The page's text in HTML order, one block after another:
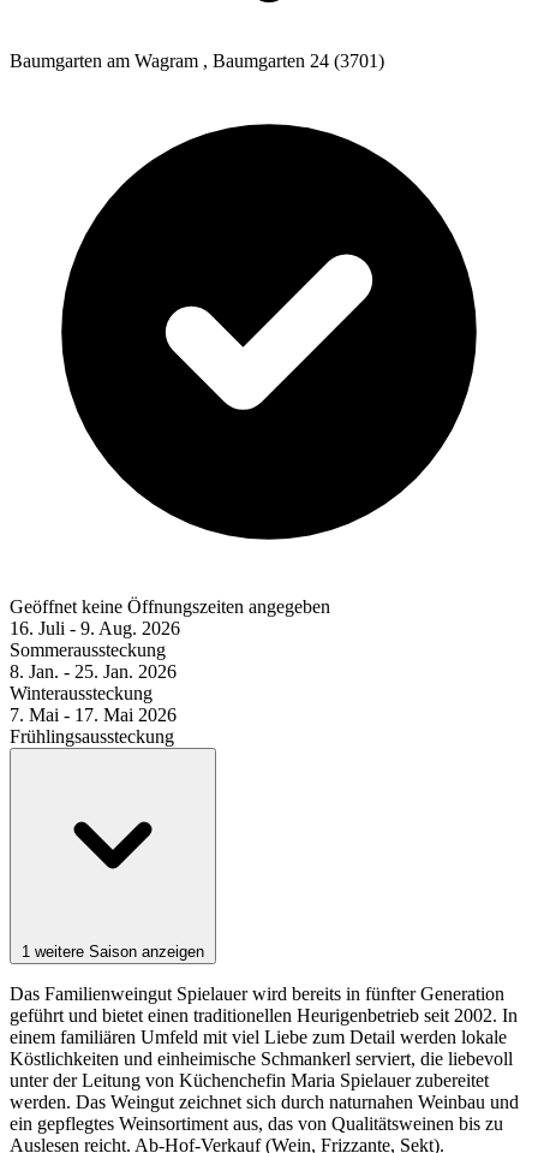
Baumgarten am Wagram , Baumgarten 24 (3701)
Geöffnet keine Öffnungszeiten angegeben
16. Juli - 9. Aug. 2026
Sommeraussteckung
8. Jan. - 25. Jan. 2026
Winteraussteckung
7. Mai - 17. Mai 2026
Frühlingsaussteckung
1 weitere Saison anzeigen
Das Familienweingut Spielauer wird bereits in fünfter Generation
geführt und bietet einen traditionellen Heurigenbetrieb seit 2002. In
einem familiären Umfeld mit viel Liebe zum Detail werden lokale
Köstlichkeiten und einheimische Schmankerl serviert, die liebevoll
unter der Leitung von Küchenchefin Maria Spielauer zubereitet
werden. Das Weingut zeichnet sich durch naturnahen Weinbau und
ein gepflegtes Weinsortiment aus, das von Qualitätsweinen bis zu
Auslesen reicht. Ab-Hof-Verkauf (Wein, Frizzante, Sekt).